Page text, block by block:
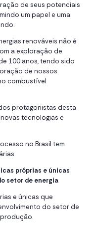
de seus potenciais
um papel e uma
renováveis não é
a exploração de
100 anos, tendo sido
de nossos
combustível
protagonistas desta
tecnologias e
no Brasil tem
próprias e únicas
setor de energia
e únicas que
do setor de